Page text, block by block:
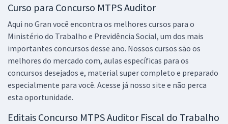
Curso para Concurso MTPS Auditor
Aqui no Gran você encontra os melhores cursos para o
Ministério do Trabalho e Previdência Social, um dos mais
importantes concursos desse ano. Nossos cursos são os
melhores do mercado com, aulas específicas para os
concursos desejados e, material super completo e preparado
especialmente para você. Acesse já nosso site e não perca
esta oportunidade.
Editais Concurso MTPS Auditor Fiscal do Trabalho